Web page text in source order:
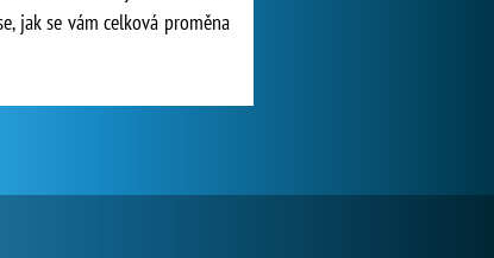
jak se vám celková proměna